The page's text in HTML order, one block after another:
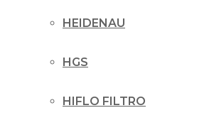
HEIDENAU
HGS
HIFLO FILTRO